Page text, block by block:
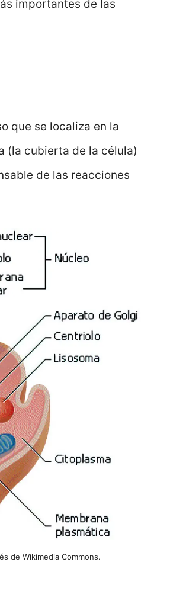
importantes de las
que se localiza en la
(la cubierta de la célula)
de las reacciones
de Wikimedia Commons.